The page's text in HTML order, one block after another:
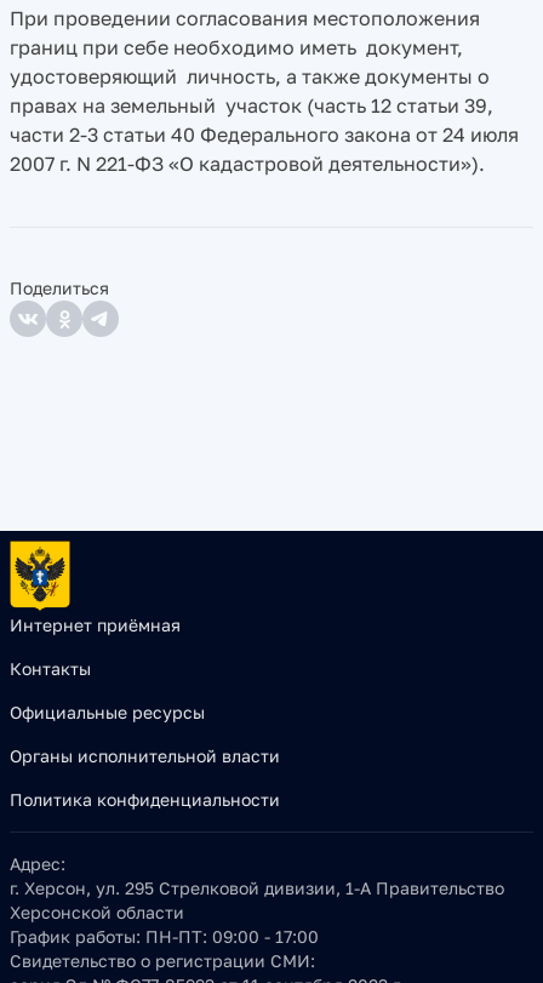
При проведении согласования местоположения
границ при себе необходимо иметь документ,
удостоверяющий личность, а также документы о
правах на земельный участок (часть 12 статьи 39,
части 2-3 статьи 40 Федерального закона от 24 июля
2007 г. N 221-ФЗ «О кадастровой деятельности»).
Поделиться
Интернет приёмная
Контакты
Официальные ресурсы
Органы исполнительной власти
Политика конфиденциальности
Адрес:
г. Херсон, ул. 295 Стрелковой дивизии, 1-А Правительство
Херсонской области
График работы: ПН-ПТ: 09:00 - 17:00
Свидетельство о регистрации СМИ: